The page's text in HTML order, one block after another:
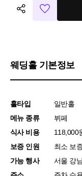
웨딩홀 기본정보
홀타입
일반홀
메뉴 종류
뷔페
식사 비용
118,000
보증 인원
최소 보
가능 행사
서울 강